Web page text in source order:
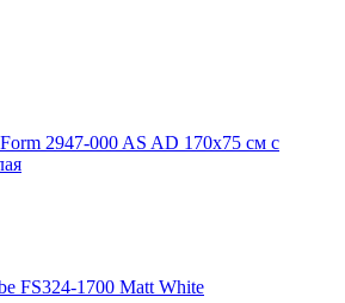
2947-000 AS AD 170х75 см с